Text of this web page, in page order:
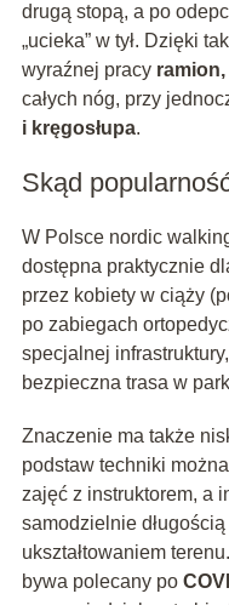
drugą stopą, a po
„ucieka” w tył. Dzięki
wyraźnej pracy ramion,
całych nóg, przy
i kręgosłupa.
Skąd
W Polsce nordic
dostępna praktycznie
przez kobiety w ciąży
po zabiegach
specjalnej
bezpieczna trasa w
Znaczenie ma także
podstaw techniki
zajęć z instruktorem, a
samodzielnie
ukształtowaniem
bywa polecany po